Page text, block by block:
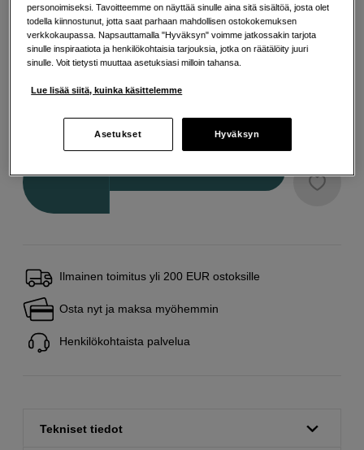
Pair
EUR
Maksa heti tai jaa useampaan osamaksuun
Ilmainen toimitus yli 200 EUR ostoksille
Osta nyt ja maksa myöhemmin
Henkilökohtaista palvelua
Tekniset tiedot
personoimiseksi. Tavoitteemme on näyttää sinulle aina sitä sisältöä, josta olet
todella kiinnostunut, jotta saat parhaan mahdollisen ostokokemuksen
verkkokaupassa. Napsauttamalla "Hyväksyn" voimme jatkossakin tarjota
sinulle inspiraatiota ja henkilökohtaisia tarjouksia, jotka on räätälöity juuri
sinulle. Voit tietysti muuttaa asetuksiasi milloin tahansa.
Lue lisää siitä, kuinka käsittelemme
Asetukset Hyväksyn